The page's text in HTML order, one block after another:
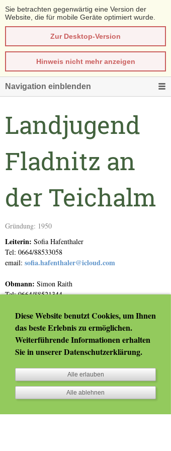
Sie betrachten gegenwärtig eine Version der
Website, die für mobile Geräte optimiert wurde.
Zur Desktop-Version
Hinweis nicht mehr anzeigen
Navigation einblenden
Landjugend
Fladnitz an
der Teichalm
Gründung: 1950
Leiterin: Sofia Hafenthaler
Tel: 0664/88533058
email: sofia.hafenthaler@icloud.com
Obmann: Simon Raith
Tel: 0664/88521344
Aktivitäten: Schuhplattlergruppe, Senioren-
Jugend-Kegeln, Waldfest, Sonnwendfeuer,
Maibaumaufstellen, Teichalmtreffen,
Erntedankfest, Tannenzweigrallye
www.fladnitz.landjugend.at
Diese Website benutzt Cookies, um Ihnen
das beste Erlebnis zu ermöglichen.
Weiterführende Informationen erhalten
Sie in unsererDatenschutzerklärung.
Alle erlauben
Alle ablehnen